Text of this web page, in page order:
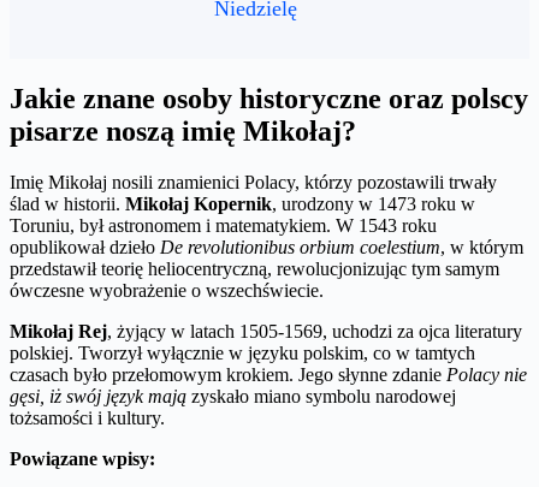
Niedzielę
Jakie znane osoby historyczne oraz polscy
pisarze noszą imię Mikołaj?
Imię Mikołaj nosili znamienici Polacy, którzy pozostawili trwały
ślad w historii. Mikołaj Kopernik, urodzony w 1473 roku w
Toruniu, był astronomem i matematykiem. W 1543 roku
opublikował dzieło De revolutionibus orbium coelestium, w którym
przedstawił teorię heliocentryczną, rewolucjonizując tym samym
ówczesne wyobrażenie o wszechświecie.
Mikołaj Rej, żyjący w latach 1505-1569, uchodzi za ojca literatury
polskiej. Tworzył wyłącznie w języku polskim, co w tamtych
czasach było przełomowym krokiem. Jego słynne zdanie Polacy nie
gęsi, iż swój język mają zyskało miano symbolu narodowej
tożsamości i kultury.
Powiązane wpisy: